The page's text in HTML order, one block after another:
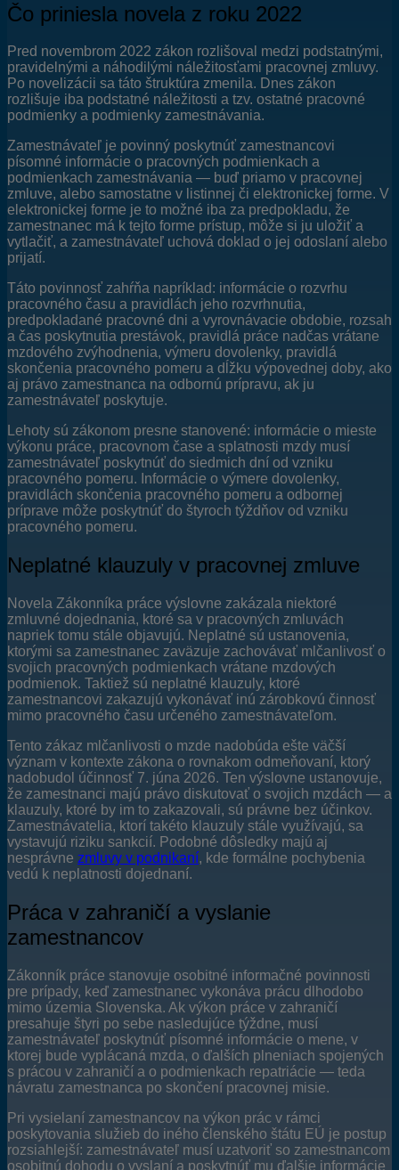
Čo priniesla novela z roku 2022
Pred novembrom 2022 zákon rozlišoval medzi podstatnými,
pravidelnými a náhodilými náležitosťami pracovnej zmluvy.
Po novelizácii sa táto štruktúra zmenila. Dnes zákon
rozlišuje iba podstatné náležitosti a tzv. ostatné pracovné
podmienky a podmienky zamestnávania.
Zamestnávateľ je povinný poskytnúť zamestnancovi
písomné informácie o pracovných podmienkach a
podmienkach zamestnávania — buď priamo v pracovnej
zmluve, alebo samostatne v listinnej či elektronickej forme. V
elektronickej forme je to možné iba za predpokladu, že
zamestnanec má k tejto forme prístup, môže si ju uložiť a
vytlačiť, a zamestnávateľ uchová doklad o jej odoslaní alebo
prijatí.
Táto povinnosť zahŕňa napríklad: informácie o rozvrhu
pracovného času a pravidlách jeho rozvrhnutia,
predpokladané pracovné dni a vyrovnávacie obdobie, rozsah
a čas poskytnutia prestávok, pravidlá práce nadčas vrátane
mzdového zvýhodnenia, výmeru dovolenky, pravidlá
skončenia pracovného pomeru a dĺžku výpovednej doby, ako
aj právo zamestnanca na odbornú prípravu, ak ju
zamestnávateľ poskytuje.
Lehoty sú zákonom presne stanovené: informácie o mieste
výkonu práce, pracovnom čase a splatnosti mzdy musí
zamestnávateľ poskytnúť do siedmich dní od vzniku
pracovného pomeru. Informácie o výmere dovolenky,
pravidlách skončenia pracovného pomeru a odbornej
príprave môže poskytnúť do štyroch týždňov od vzniku
pracovného pomeru.
Neplatné klauzuly v pracovnej zmluve
Novela Zákonníka práce výslovne zakázala niektoré
zmluvné dojednania, ktoré sa v pracovných zmluvách
napriek tomu stále objavujú. Neplatné sú ustanovenia,
ktorými sa zamestnanec zaväzuje zachovávať mlčanlivosť o
svojich pracovných podmienkach vrátane mzdových
podmienok. Taktiež sú neplatné klauzuly, ktoré
zamestnancovi zakazujú vykonávať inú zárobkovú činnosť
mimo pracovného času určeného zamestnávateľom.
Tento zákaz mlčanlivosti o mzde nadobúda ešte väčší
význam v kontexte zákona o rovnakom odmeňovaní, ktorý
nadobudol účinnosť 7. júna 2026. Ten výslovne ustanovuje,
že zamestnanci majú právo diskutovať o svojich mzdách — a
klauzuly, ktoré by im to zakazovali, sú právne bez účinkov.
Zamestnávatelia, ktorí takéto klauzuly stále využívajú, sa
vystavujú riziku sankcií. Podobné dôsledky majú aj
nesprávne zmluvy v podnikaní, kde formálne pochybenia
vedú k neplatnosti dojednaní.
Práca v zahraničí a vyslanie
zamestnancov
Zákonník práce stanovuje osobitné informačné povinnosti
pre prípady, keď zamestnanec vykonáva prácu dlhodobo
mimo územia Slovenska. Ak výkon práce v zahraničí
presahuje štyri po sebe nasledujúce týždne, musí
zamestnávateľ poskytnúť písomné informácie o mene, v
ktorej bude vyplácaná mzda, o ďalších plneniach spojených
s prácou v zahraničí a o podmienkach repatriácie — teda
návratu zamestnanca po skončení pracovnej misie.
Pri vysielaní zamestnancov na výkon prác v rámci
poskytovania služieb do iného členského štátu EÚ je postup
rozsiahlejší: zamestnávateľ musí uzatvoriť so zamestnancom
osobitnú dohodu o vyslaní a poskytnúť mu ďalšie informácie